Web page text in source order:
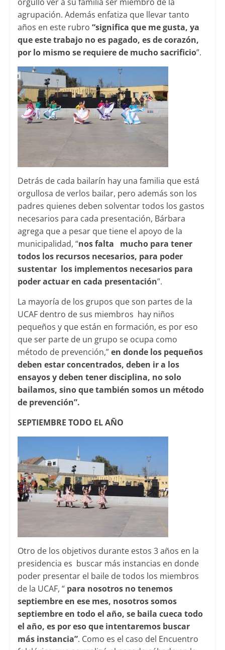
agrupación. Además enfatiza que llevar tanto
años en este rubro “significa que me gusta, ya
que este trabajo no es pagado, es de corazón,
por lo mismo se requiere de mucho sacrificio”.
Detrás de cada bailarín hay una familia que está
orgullosa de verlos bailar, pero además son los
padres quienes deben solventar todos los gastos
necesarios para cada presentación, Bárbara
agrega que a pesar que tiene el apoyo de la
municipalidad, “nos falta mucho para tener
todos los recursos necesarios, para poder
sustentar los implementos necesarios para
poder actuar en cada presentación”.
La mayoría de los grupos que son partes de la
UCAF dentro de sus miembros hay niños
pequeños y que están en formación, es por eso
que ser parte de un grupo se ocupa como
método de prevención,”en donde los pequeños
deben estar concentrados, deben ir a los
ensayos y deben tener disciplina, no solo
bailamos, sino que también somos un método
de prevención”.
SEPTIEMBRE TODO EL AÑO
Otro de los objetivos durante estos 3 años en la
presidencia es buscar más instancias en donde
poder presentar el baile de todos los miembros
de la UCAF, “ para nosotros no tenemos
septiembre en ese mes, nosotros somos
septiembre en todo el año, se baila cueca todo
el año, es por eso que intentaremos buscar
más instancia”. Como es el caso del Encuentro